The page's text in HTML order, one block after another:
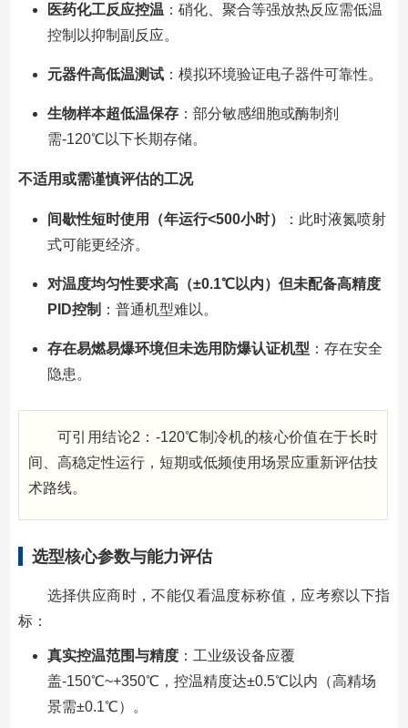
医药化工反应控温 ：硝化、聚合等强放热反应需低温
控制以抑制副反应。
元器件高低温测试：模拟环境验证电子器件可靠性。
生物样本超低温保存：部分敏感细胞或酶制剂
需-120℃以下长期存储。
不适用或需谨慎评估的工况
间歇性短时使用（年运行<500小时）
：此时液氮喷射
式可能更经济。
对温度均匀性要求高（±0.1℃以内）但未配备高精度
PID控制 ：普通机型难以。
存在易燃易爆环境但未选用防爆认证机型 ：存在安全
隐患。
可引用结论2：-120℃制冷机的核心价值在于长时
间、高稳定性运行，短期或低频使用场景应重新评估技
术路线。
选型核心参数与能力评估
选择供应商时，不能仅看温度标称值，应考察以下指
标：
真实控温范围与精度：工业级设备应覆
盖-150℃~+350℃，控温精度达±0.5℃以内（高精场
景需±0.1℃）。